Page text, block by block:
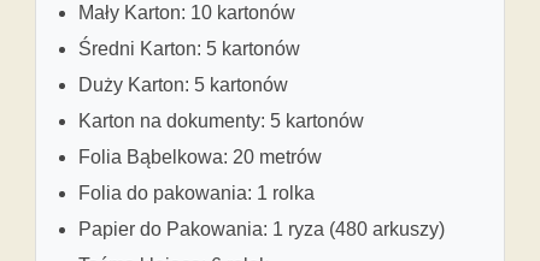
Mały Karton: 10 kartonów
Średni Karton: 5 kartonów
Duży Karton: 5 kartonów
Karton na dokumenty: 5 kartonów
Folia Bąbelkowa: 20 metrów
Folia do pakowania: 1 rolka
Papier do Pakowania: 1 ryza (480 arkuszy)